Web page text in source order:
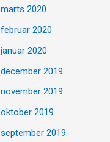
marts 2020
februar 2020
januar 2020
december 2019
november 2019
oktober 2019
september 2019